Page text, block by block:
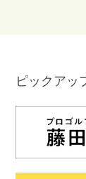
ピックアッ